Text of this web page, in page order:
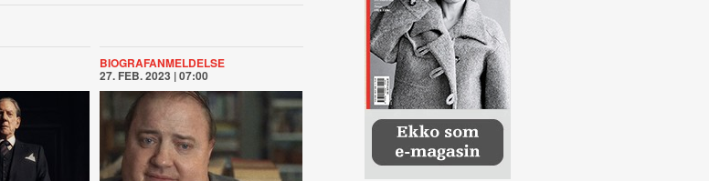
BIOGRAFANMELDELSE
27. FEB. 2023 | 07:00